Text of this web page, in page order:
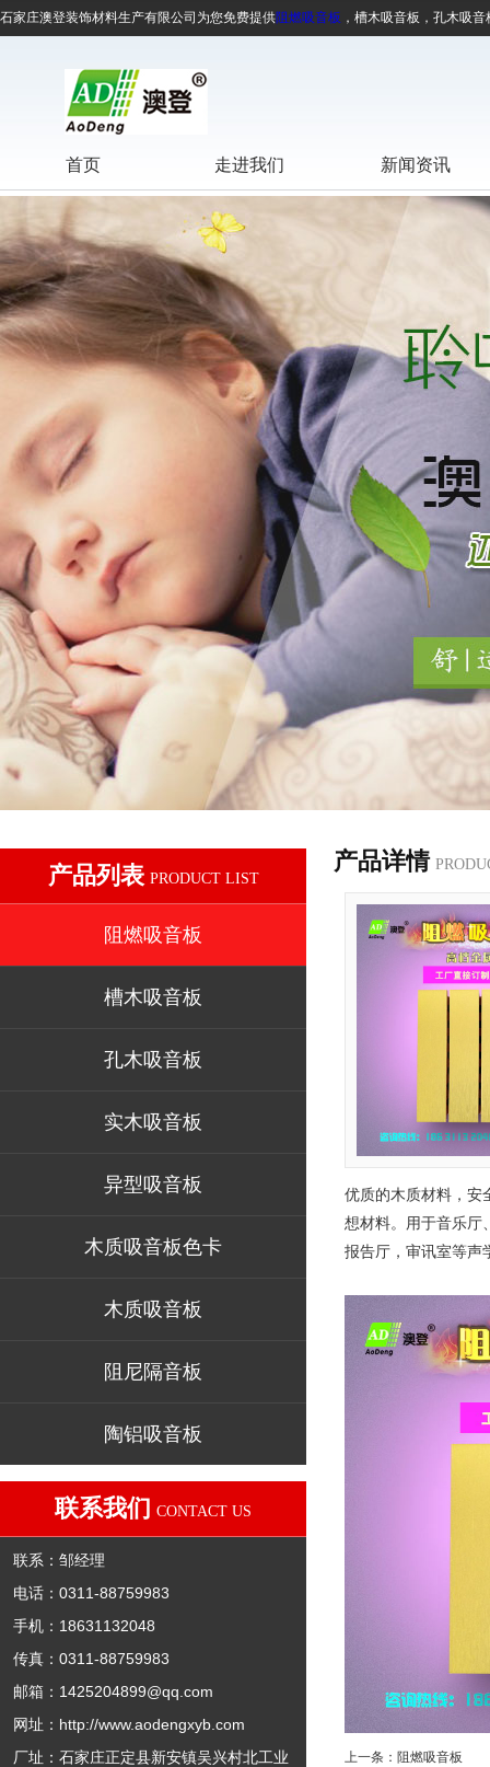
石家庄澳登装饰材料生产有限公司为您免费提供阻燃吸音板 ，槽木吸音板，孔木吸
首页 走进我们 新闻资讯
产品列表 PRODUCT LIST
阻燃吸音板
槽木吸音板
孔木吸音板
实木吸音板
异型吸音板
木质吸音板色卡
木质吸音板
阻尼隔音板
陶铝吸音板
联系我们 CONTACT US
联系：邹经理
电话：0311-88759983
手机：18631132048
传真：0311-88759983
邮箱： 1425204899@qq.com
网址： http://www.aodengxyb.com
厂址：石家庄正定县新安镇吴兴村北工业
产品详情
优质的木质材料，安
想材料。用于音乐厅
报告厅，审讯室等声
上一条： 阻燃吸音板